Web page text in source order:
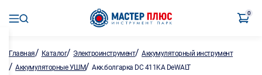
0
Главная/ Каталог/ Электроинструмент/Аккумуляторный инструмент
/ Аккумуляторные УШМ/Акк.болгарка DC 411KA DeWALT